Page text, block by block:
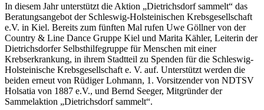
In diesem Jahr unterstützt die Aktion „Dietrichsdorf sammelt“ das
Beratungsangebot der Schleswig-Holsteinischen Krebsgesellschaft
e.V. in Kiel. Bereits zum fünften Mal rufen Uwe Göllner von der
Country & Line Dance Gruppe Kiel und Marita Kähler, Leiterin der
Dietrichsdorfer Selbsthilfegruppe für Menschen mit einer
Krebserkrankung, in ihrem Stadtteil zu Spenden für die Schleswig-
Holsteinische Krebsgesellschaft e. V. auf. Unterstützt werden die
beiden erneut von Rüdiger Lohmann, 1. Vorsitzender von NDTSV
Holsatia von 1887 e.V., und Bernd Seeger, Mitgründer der
Sammelaktion „Dietrichsdorf sammelt“.